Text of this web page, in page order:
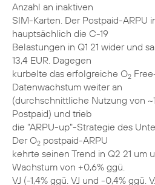
Anzahl an inaktiven
SIM-Karten. Der Postpaid-ARPU
hauptsächlich die C-19
Belastungen in Q1 21 wider und
13,4 EUR. Dagegen
kurbelte das erfolgreiche O2
Datenwachstum weiter an
(durchschnittliche Nutzung von
Postpaid) und trieb
die "ARPU-up"-Strategie des
Der O2 postpaid-ARPU
kehrte seinen Trend in Q2 21 um
Wachstum von +0,6% ggü.
VJ (-1,4% ggü. VJ und -0,4% ggü.